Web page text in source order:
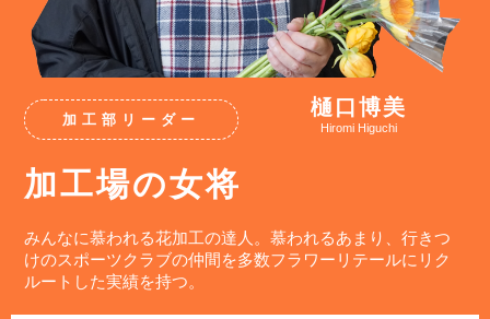
加工部リーダー
樋口博美
Hiromi Higuchi
加工場の女将
みんなに慕われる花加工の達人。慕われるあまり、行きつ
けのスポーツクラブの仲間を多数フラワーリテールにリク
ルートした実績を持つ。